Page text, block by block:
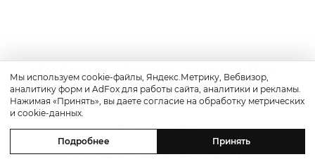
Foo Fighters
Андерсон Паак
Бруно Марс
Грэмми
культура
Оливия Родриго
04 апреля 2022
Posta-Magazine для раздела Культура
Мы используем cookie-файлы, Яндекс.Метрику, Вебвизор,
аналитику форм и AdFox для работы сайта, аналитики и рекламы.
Нажимая «Принять», вы даете согласие на обработку метрических
и cookie-данных.
Подробнее Принять